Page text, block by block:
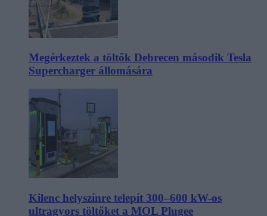
Megérkeztek a töltők Debrecen második Tesla
Supercharger állomására
Kilenc helyszínre telepít 300–600 kW-os
ultragyors töltőket a MOL Plugee